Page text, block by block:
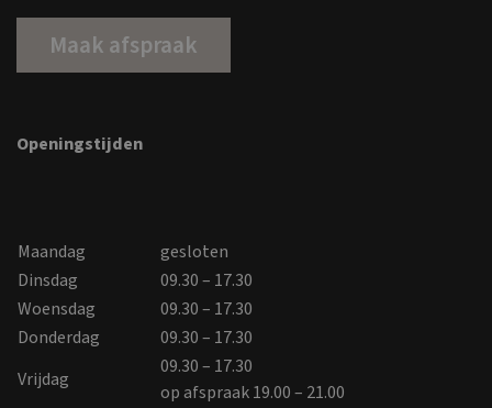
Maak afspraak
Openingstijden
Maandag
gesloten
Dinsdag
09.30 – 17.30
Woensdag
09.30 – 17.30
Donderdag
09.30 – 17.30
Vrijdag
09.30 – 17.30
op afspraak 19.00 – 21.00